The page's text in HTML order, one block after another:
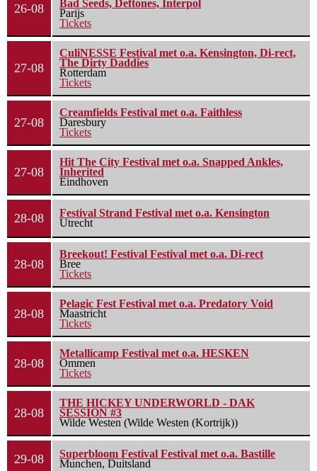
26-08
Bad Seeds, Deftones, Interpol
Parijs
Tickets
27-08
CuliNESSE Festival met o.a. Kensington, Di-rect,
The Dirty Daddies
Rotterdam
Tickets
27-08
Creamfields Festival met o.a. Faithless
Daresbury
Tickets
27-08
Hit The City Festival met o.a. Snapped Ankles,
Inherited
Eindhoven
28-08
Festival Strand Festival met o.a. Kensington
Utrecht
28-08
Breekout! Festival Festival met o.a. Di-rect
Bree
Tickets
28-08
Pelagic Fest Festival met o.a. Predatory Void
Maastricht
Tickets
28-08
Metallicamp Festival met o.a. HESKEN
Ommen
Tickets
28-08
THE HICKEY UNDERWORLD - DAK
SESSION #3
Wilde Westen (Wilde Westen (Kortrijk))
29-08
Superbloom Festival Festival met o.a. Bastille
Munchen, Duitsland